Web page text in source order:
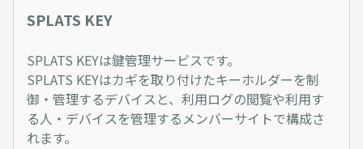
SPLATS KEY
SPLATS KEYは鍵管理サービスです。
SPLATS KEYはカギを取り付けたキーホルダーを制
御・管理するデバイスと、利用ログの閲覧や利用す
る人・デバイスを管理するメンバーサイトで構成さ
れます。